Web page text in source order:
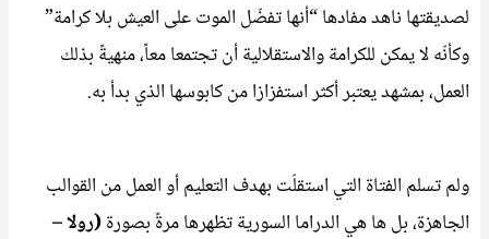
لصديقتها ناهد مفادها “أنها تفضّل الموت على العيش بلا كرامة”
وكأنّه لا يمكن للكرامة والاستقلالية أن تجتمعا معاً، منهيةً بذلك
العمل، بمشهد يعتبر أكثر استفزازا من كابوسها الذي بدأ به.
ولم تسلم الفتاة التي استقلّت بهدف التعليم أو العمل من القوالب
الجاهزة، بل ها هي الدراما السورية تظهرها مرةً بصورة(رولا –